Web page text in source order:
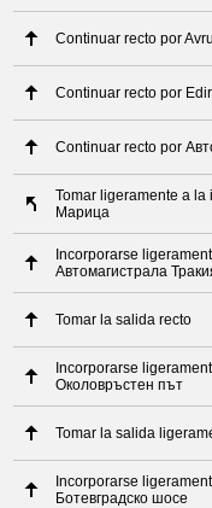
Continuar recto por
Continuar recto por
Continuar recto por
Tomar ligeramente a la
Марица
Incorporarse
Автомагистрала
Tomar la salida recto
Incorporarse
Околовръстен път
Tomar la salida
Incorporarse
Ботевградско шосе